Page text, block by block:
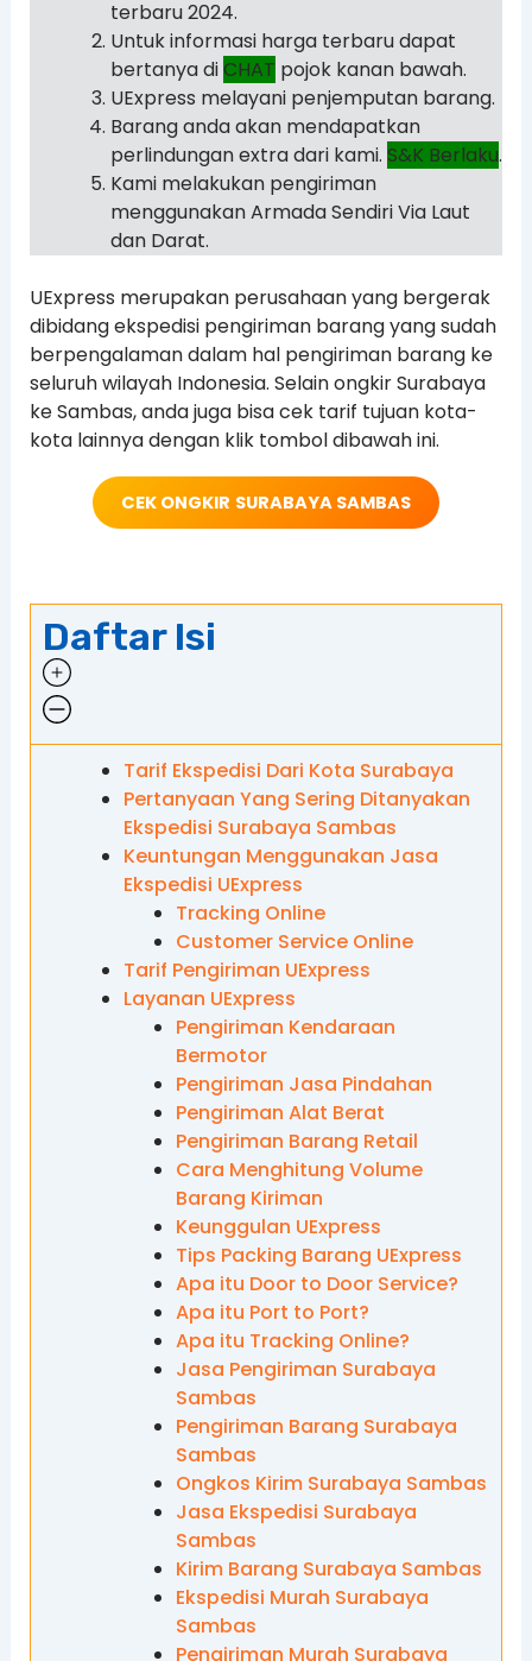
terbaru 2024.
Untuk informasi harga terbaru dapat
bertanya diCHAT pojok kanan bawah.
UExpress melayani penjemputan barang.
Barang anda akan mendapatkan
perlindungan extra dari kami. S&K Berlaku.
Kami melakukan pengiriman
menggunakan Armada Sendiri Via Laut
dan Darat.
UExpress merupakan perusahaan yang bergerak
dibidang ekspedisi pengiriman barang yang sudah
berpengalaman dalam hal pengiriman barang ke
seluruh wilayah Indonesia. Selain ongkir Surabaya
ke Sambas, anda juga bisa cek tarif tujuan kota-
kota lainnya dengan klik tombol dibawah ini.
CEK ONGKIR SURABAYA SAMBAS
Daftar Isi
Tarif Ekspedisi Dari Kota Surabaya
Pertanyaan Yang Sering Ditanyakan
Ekspedisi Surabaya Sambas
Keuntungan Menggunakan Jasa
Ekspedisi UExpress
Tracking Online
Customer Service Online
Tarif Pengiriman UExpress
Layanan UExpress
Pengiriman Kendaraan
Bermotor
Pengiriman Jasa Pindahan
Pengiriman Alat Berat
Pengiriman Barang Retail
Cara Menghitung Volume
Barang Kiriman
Keunggulan UExpress
Tips Packing Barang UExpress
Apa itu Door to Door Service?
Apa itu Port to Port?
Apa itu Tracking Online?
Jasa Pengiriman Surabaya
Sambas
Pengiriman Barang Surabaya
Sambas
Ongkos Kirim Surabaya Sambas
Jasa Ekspedisi Surabaya
Sambas
Kirim Barang Surabaya Sambas
Ekspedisi Murah Surabaya
Sambas
Pengiriman Murah Surabaya